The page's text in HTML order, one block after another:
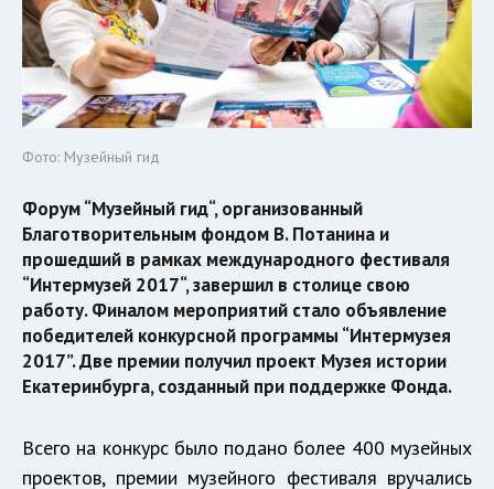
Фото: Музейный гид
Форум “Музейный гид“, организованный
Благотворительным фондом В. Потанина и
прошедший в рамках международного фестиваля
“Интермузей 2017“, завершил в столице свою
работу. Финалом мероприятий стало объявление
победителей конкурсной программы “Интермузея
2017”. Две премии получил проект Музея истории
Екатеринбурга, созданный при поддержке Фонда.
Всего на конкурс было подано более 400 музейных
проектов, премии музейного фестиваля вручались